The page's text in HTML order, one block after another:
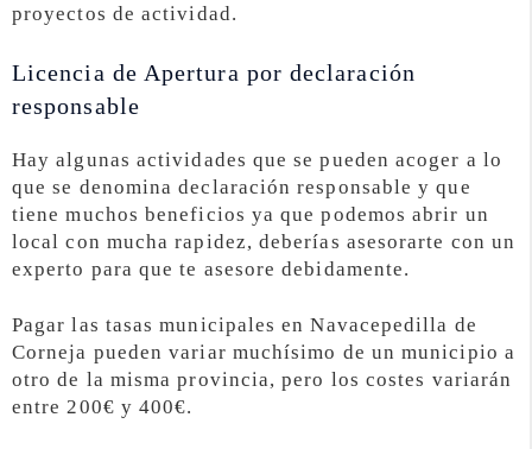
proyectos de actividad.
Licencia de Apertura por declaración
responsable
Hay algunas actividades que se pueden acoger a lo
que se denomina declaración responsable y que
tiene muchos beneficios ya que podemos abrir un
local con mucha rapidez, deberías asesorarte con un
experto para que te asesore debidamente.
Pagar las tasas municipales en Navacepedilla de
Corneja pueden variar muchísimo de un municipio a
otro de la misma provincia, pero los costes variarán
entre 200€ y 400€.